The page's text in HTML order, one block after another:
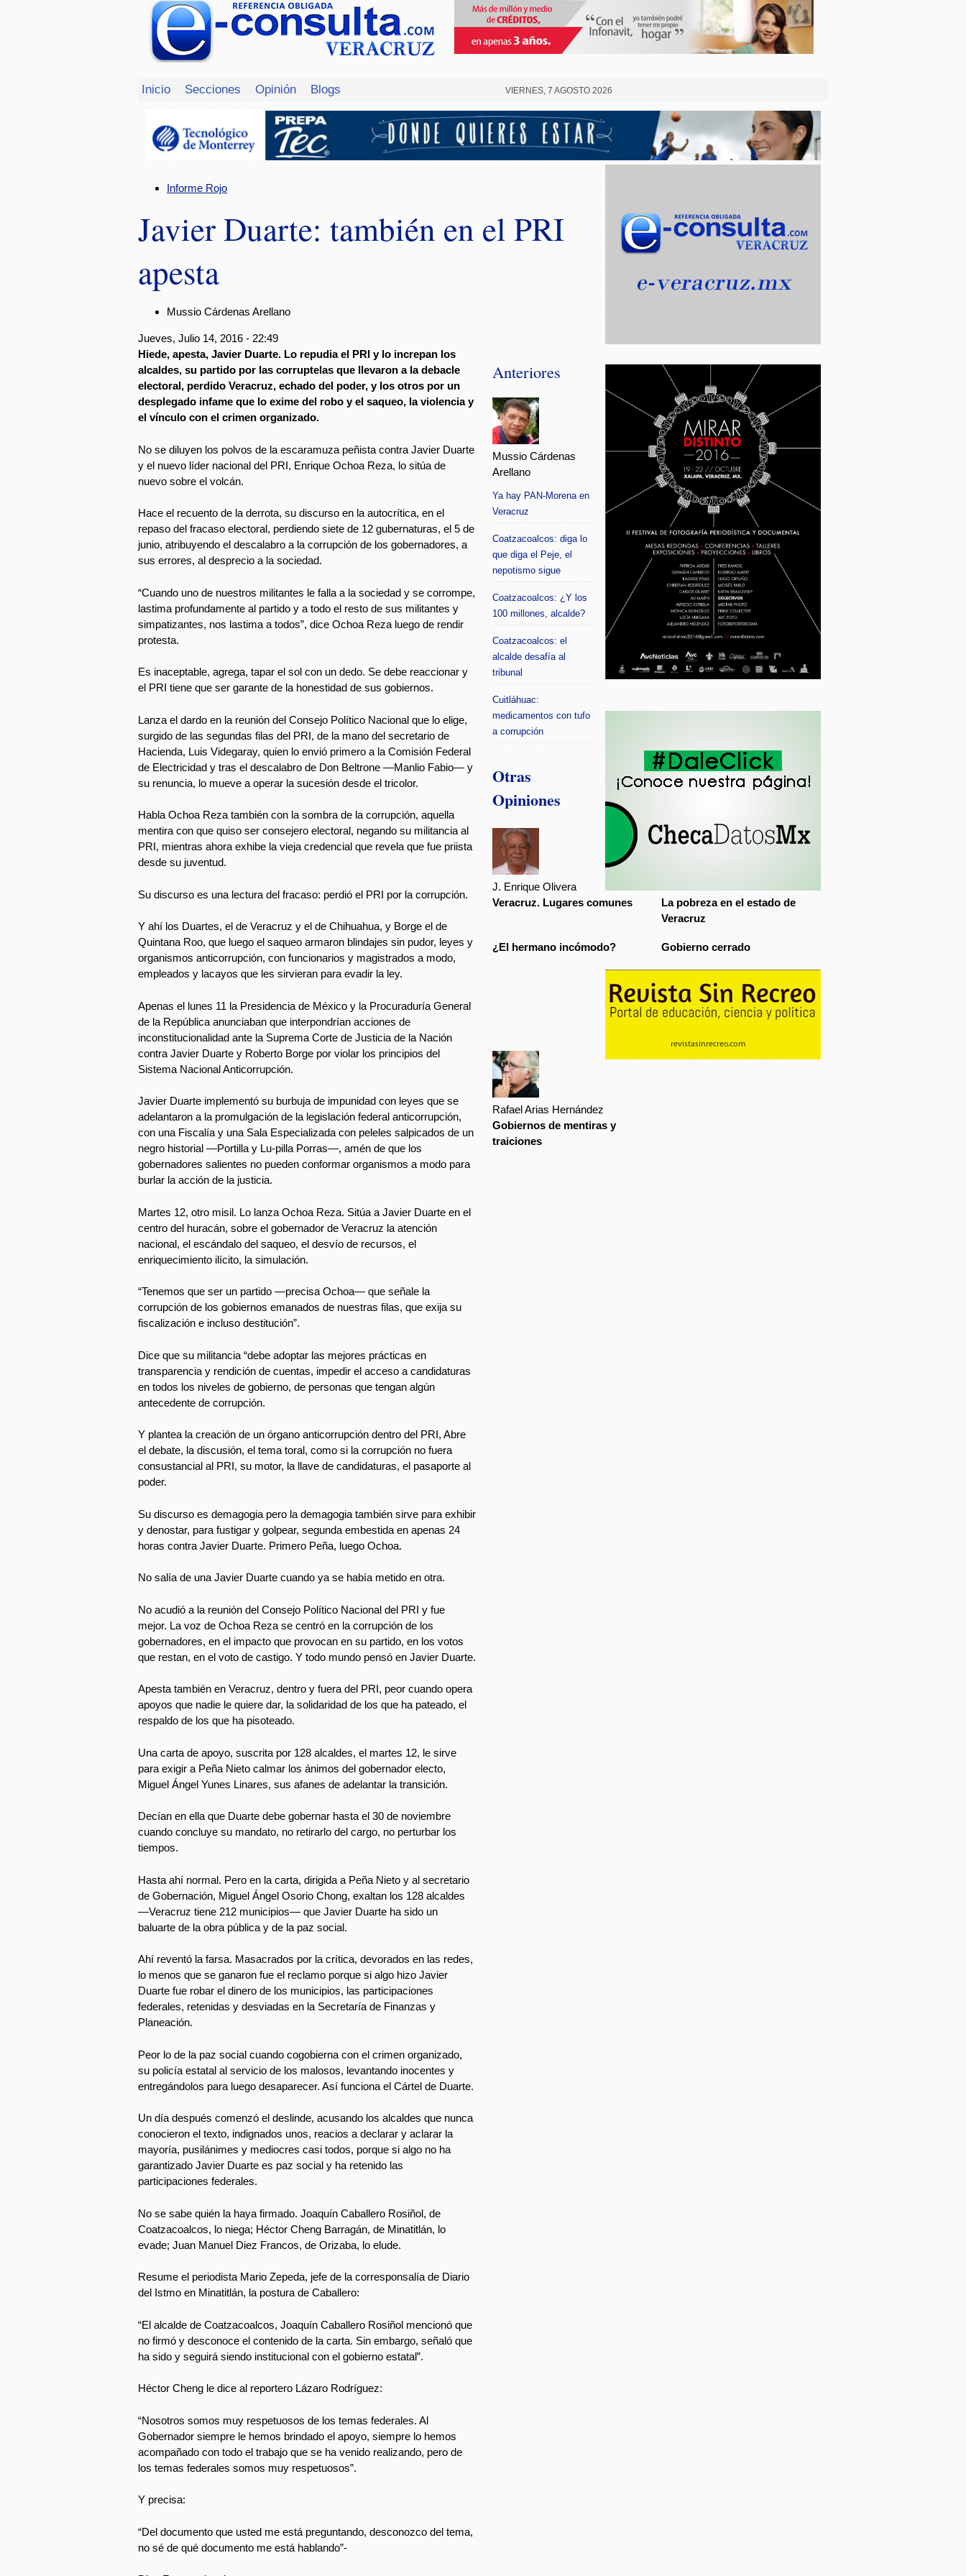
Inicio Secciones Opinión Blogs VIERNES, 7 AGOSTO 2026
Informe Rojo
Javier Duarte: también en el PRI
apesta
Mussio Cárdenas Arellano
Jueves, Julio 14, 2016 - 22:49
Hiede, apesta, Javier Duarte. Lo repudia el PRI y lo increpan los
alcaldes, su partido por las corruptelas que llevaron a la debacle
electoral, perdido Veracruz, echado del poder, y los otros por un
desplegado infame que lo exime del robo y el saqueo, la violencia y
el vínculo con el crimen organizado.
No se diluyen los polvos de la escaramuza peñista contra Javier Duarte
y el nuevo líder nacional del PRI, Enrique Ochoa Reza, lo sitúa de
nuevo sobre el volcán.
Hace el recuento de la derrota, su discurso en la autocrítica, en el
repaso del fracaso electoral, perdiendo siete de 12 gubernaturas, el 5 de
junio, atribuyendo el descalabro a la corrupción de los gobernadores, a
sus errores, al desprecio a la sociedad.
“Cuando uno de nuestros militantes le falla a la sociedad y se corrompe,
lastima profundamente al partido y a todo el resto de sus militantes y
simpatizantes, nos lastima a todos”, dice Ochoa Reza luego de rendir
protesta.
Es inaceptable, agrega, tapar el sol con un dedo. Se debe reaccionar y
el PRI tiene que ser garante de la honestidad de sus gobiernos.
Lanza el dardo en la reunión del Consejo Político Nacional que lo elige,
surgido de las segundas filas del PRI, de la mano del secretario de
Hacienda, Luis Videgaray, quien lo envió primero a la Comisión Federal
de Electricidad y tras el descalabro de Don Beltrone —Manlio Fabio— y
su renuncia, lo mueve a operar la sucesión desde el tricolor.
Habla Ochoa Reza también con la sombra de la corrupción, aquella
mentira con que quiso ser consejero electoral, negando su militancia al
PRI, mientras ahora exhibe la vieja credencial que revela que fue priista
desde su juventud.
Su discurso es una lectura del fracaso: perdió el PRI por la corrupción.
Y ahí los Duartes, el de Veracruz y el de Chihuahua, y Borge el de
Quintana Roo, que luego el saqueo armaron blindajes sin pudor, leyes y
organismos anticorrupción, con funcionarios y magistrados a modo,
empleados y lacayos que les sirvieran para evadir la ley.
Apenas el lunes 11 la Presidencia de México y la Procuraduría General
de la República anunciaban que interpondrían acciones de
inconstitucionalidad ante la Suprema Corte de Justicia de la Nación
contra Javier Duarte y Roberto Borge por violar los principios del
Sistema Nacional Anticorrupción.
Javier Duarte implementó su burbuja de impunidad con leyes que se
adelantaron a la promulgación de la legislación federal anticorrupción,
con una Fiscalía y una Sala Especializada con peleles salpicados de un
negro historial —Portilla y Lu-pilla Porras—, amén de que los
gobernadores salientes no pueden conformar organismos a modo para
burlar la acción de la justicia.
Martes 12, otro misil. Lo lanza Ochoa Reza. Sitúa a Javier Duarte en el
centro del huracán, sobre el gobernador de Veracruz la atención
nacional, el escándalo del saqueo, el desvío de recursos, el
enriquecimiento ilícito, la simulación.
“Tenemos que ser un partido —precisa Ochoa— que señale la
corrupción de los gobiernos emanados de nuestras filas, que exija su
fiscalización e incluso destitución”.
Dice que su militancia “debe adoptar las mejores prácticas en
transparencia y rendición de cuentas, impedir el acceso a candidaturas
en todos los niveles de gobierno, de personas que tengan algún
antecedente de corrupción.
Y plantea la creación de un órgano anticorrupción dentro del PRI, Abre
el debate, la discusión, el tema toral, como si la corrupción no fuera
consustancial al PRI, su motor, la llave de candidaturas, el pasaporte al
poder.
Su discurso es demagogia pero la demagogia también sirve para exhibir
y denostar, para fustigar y golpear, segunda embestida en apenas 24
horas contra Javier Duarte. Primero Peña, luego Ochoa.
No salía de una Javier Duarte cuando ya se había metido en otra.
No acudió a la reunión del Consejo Político Nacional del PRI y fue
mejor. La voz de Ochoa Reza se centró en la corrupción de los
gobernadores, en el impacto que provocan en su partido, en los votos
que restan, en el voto de castigo. Y todo mundo pensó en Javier Duarte.
Apesta también en Veracruz, dentro y fuera del PRI, peor cuando opera
apoyos que nadie le quiere dar, la solidaridad de los que ha pateado, el
respaldo de los que ha pisoteado.
Una carta de apoyo, suscrita por 128 alcaldes, el martes 12, le sirve
para exigir a Peña Nieto calmar los ánimos del gobernador electo,
Miguel Ángel Yunes Linares, sus afanes de adelantar la transición.
Decían en ella que Duarte debe gobernar hasta el 30 de noviembre
cuando concluye su mandato, no retirarlo del cargo, no perturbar los
tiempos.
Hasta ahí normal. Pero en la carta, dirigida a Peña Nieto y al secretario
de Gobernación, Miguel Ángel Osorio Chong, exaltan los 128 alcaldes
—Veracruz tiene 212 municipios— que Javier Duarte ha sido un
baluarte de la obra pública y de la paz social.
Ahí reventó la farsa. Masacrados por la crítica, devorados en las redes,
lo menos que se ganaron fue el reclamo porque si algo hizo Javier
Duarte fue robar el dinero de los municipios, las participaciones
federales, retenidas y desviadas en la Secretaría de Finanzas y
Planeación.
Peor lo de la paz social cuando cogobierna con el crimen organizado,
su policía estatal al servicio de los malosos, levantando inocentes y
entregándolos para luego desaparecer. Así funciona el Cártel de Duarte.
Un día después comenzó el deslinde, acusando los alcaldes que nunca
conocieron el texto, indignados unos, reacios a declarar y aclarar la
mayoría, pusilánimes y mediocres casi todos, porque si algo no ha
garantizado Javier Duarte es paz social y ha retenido las
participaciones federales.
No se sabe quién la haya firmado. Joaquín Caballero Rosiñol, de
Coatzacoalcos, lo niega; Héctor Cheng Barragán, de Minatitlán, lo
evade; Juan Manuel Diez Francos, de Orizaba, lo elude.
Resume el periodista Mario Zepeda, jefe de la corresponsalía de Diario
del Istmo en Minatitlán, la postura de Caballero:
“El alcalde de Coatzacoalcos, Joaquín Caballero Rosiñol mencionó que
no firmó y desconoce el contenido de la carta. Sin embargo, señaló que
ha sido y seguirá siendo institucional con el gobierno estatal”.
Héctor Cheng le dice al reportero Lázaro Rodríguez:
“Nosotros somos muy respetuosos de los temas federales. Al
Gobernador siempre le hemos brindado el apoyo, siempre lo hemos
acompañado con todo el trabajo que se ha venido realizando, pero de
los temas federales somos muy respetuosos”.
Y precisa:
“Del documento que usted me está preguntando, desconozco del tema,
no sé de qué documento me está hablando”-
Anteriores
Mussio Cárdenas
Arellano
Ya hay PAN-Morena en
Veracruz
Coatzacoalcos: diga lo
que diga el Peje, el
nepotismo sigue
Coatzacoalcos: ¿Y los
100 millones, alcalde?
Coatzacoalcos: el
alcalde desafía al
tribunal
Cuitláhuac:
medicamentos con tufo
a corrupción
Otras
Opiniones
J. Enrique Olivera
Veracruz. Lugares comunes
La pobreza en el estado de
Veracruz
¿El hermano incómodo? Gobierno cerrado
Rafael Arias Hernández
Gobiernos de mentiras y
traiciones